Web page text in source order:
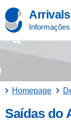
Homepage
Saídas do